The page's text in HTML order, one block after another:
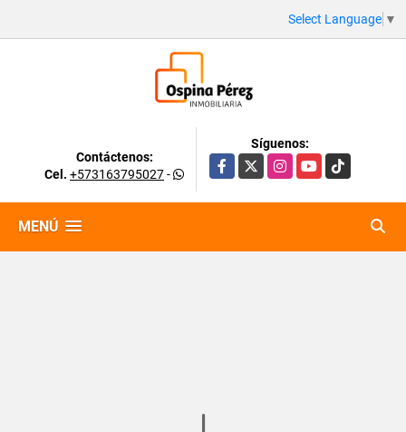
Select Language ▼
Contáctenos:
Cel. +573163795027-
Síguenos:
Facebook
X InstagramYouTubeTikTok
MENÚ